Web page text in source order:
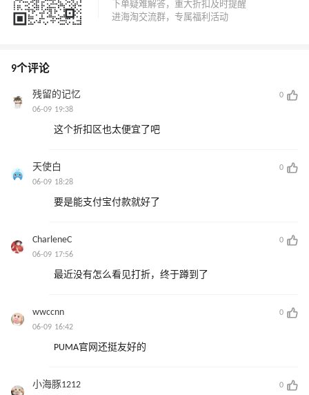
9个评论
残留的记忆
0
06-09 19:38
这个折扣区也太便宜了吧
天使白
0
06-09 18:28
要是能支付宝付款就好了
CharleneC
0
06-09 17:56
最近没有怎么看见打折，终于蹲到了
wwccnn
0
06-09 16:42
PUMA官网还挺友好的
小海豚1212
0